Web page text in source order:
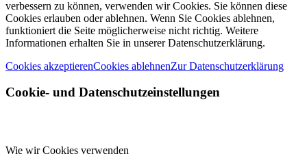
verbessern zu können, verwenden wir Cookies. Sie können diese
Cookies erlauben oder ablehnen. Wenn Sie Cookies ablehnen,
funktioniert die Seite möglicherweise nicht richtig. Weitere
Informationen erhalten Sie in unserer Datenschutzerklärung.
Cookies akzeptierenCookies ablehnenZur Datenschutzerklärung
Cookie- und Datenschutzeinstellungen
Wie wir Cookies verwenden